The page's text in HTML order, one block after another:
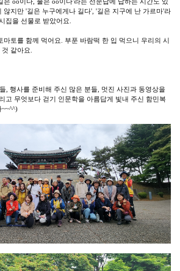
은 oo이다, 물은 oo이다'라는 선문답에 답하는 시간도 있
않지만 '길은 누구에게나 길다', '길은 지구에 난 가르마'라
집을 선물로 받았어요.
마토를 함께 먹어요. 부푼 바람떡 한 입 먹으니 우리의 시
같아요.
, 행사를 준비해 주신 많은 분들, 멋진 사진과 동영상을
고 무엇보다 걷기 인문학을 아름답게 빛내 주신 함민복
~~^^)